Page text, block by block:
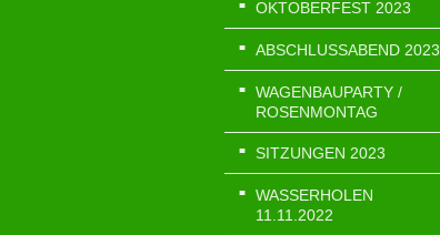
OKTOBERFEST 2023
ABSCHLUSSABEND 2023
WAGENBAUPARTY /
ROSENMONTAG
SITZUNGEN 2023
WASSERHOLEN
11.11.2022